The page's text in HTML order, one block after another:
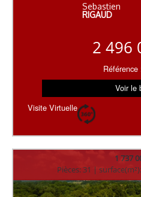
Sebastien
RIGAUD
2 496
Référence
Voir le
Visite Virtuelle
1 737
Pièces: 31 |